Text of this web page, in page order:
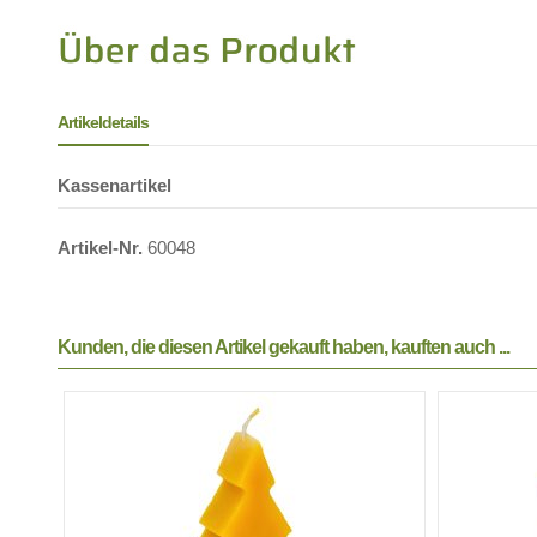
Artikeldetails
Kassenartikel
Artikel-Nr. 60048
Kunden, die diesen Artikel gekauft haben, kauften auch ...